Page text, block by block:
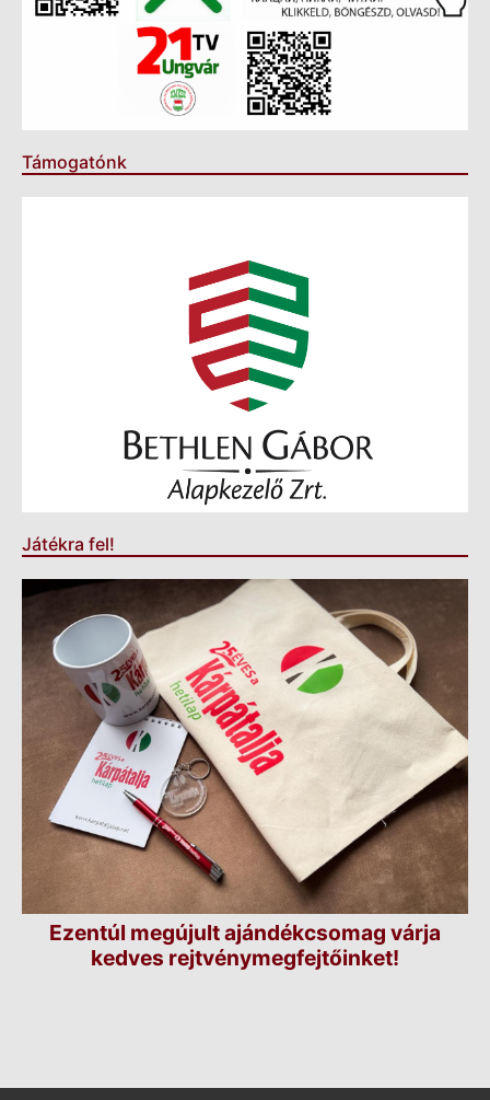
Támogatónk
Játékra fel!
Ezentúl megújult ajándékcsomag várja
kedves rejtvénymegfejtőinket!